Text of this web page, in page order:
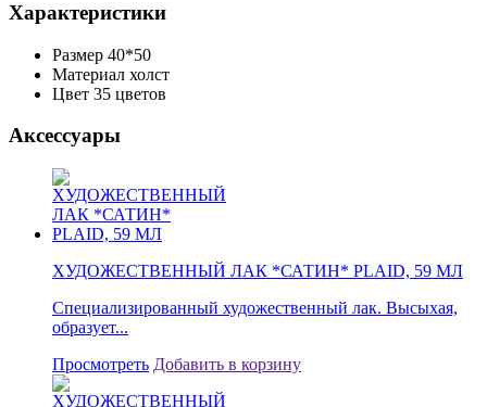
Характеристики
Размер 40*50
Материал холст
Цвет 35 цветов
Аксессуары
ХУДОЖЕСТВЕННЫЙ ЛАК *САТИН* PLAID, 59 МЛ
Специализированный художественный лак. Высыхая,
образует...
Просмотреть Добавить в корзину